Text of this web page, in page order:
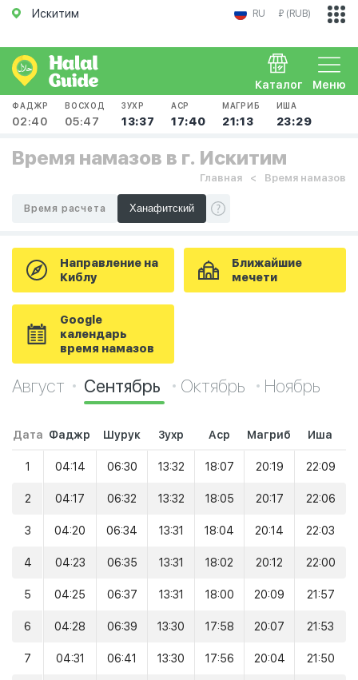
Искитим RU ₽ (RUB)
Меню
Каталог
ФАДЖР
02:40
ВОСХОД
05:47
ЗУХР
13:37
АСР
17:40
МАГРИБ
21:13
ИША
23:29
Время намазов в г. Искитим
Главная Время намазов
Время расчета
Направление на
Киблу
Ближайшие
мечети
Google
календарь
время намазов
Август Сентябрь Октябрь Ноябрь
Дата Фаджр Шурук Зухр Аср Магриб Иша
1 04:14 06:30 13:32 18:07 20:19 22:09
2 04:17 06:32 13:32 18:05 20:17 22:06
3 04:20 06:34 13:31 18:04 20:14 22:03
4 04:23 06:35 13:31 18:02 20:12 22:00
5 04:25 06:37 13:31 18:00 20:09 21:57
6 04:28 06:39 13:30 17:58 20:07 21:53
7 04:31 06:41 13:30 17:56 20:04 21:50